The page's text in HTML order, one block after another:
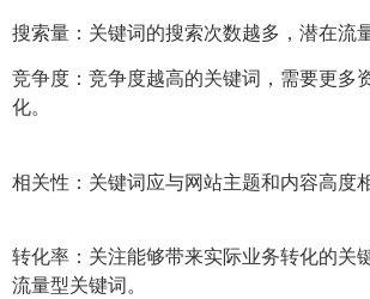
搜索量：关键词的搜索次数越多，潜在流
竞争度：竞争度越高的关键词，需要更多
化。
相关性：关键词应与网站主题和内容高度相
转化率：关注能够带来实际业务转化的关
流量型关键词。